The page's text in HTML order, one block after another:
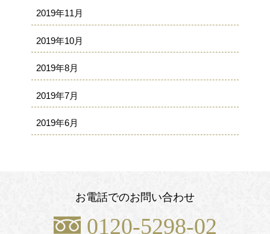
2019年11月
2019年10月
2019年8月
2019年7月
2019年6月
お電話でのお問い合わせ
0120-5298-02